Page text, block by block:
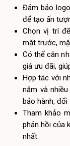
Đảm bảo
để tạo ấn
Chọn vị trí
mặt trước,
Có thể cân
giá ưu đãi,
Hợp tác với
năm và
bảo hành, đổi
Tham khảo
phản hồi của
nhất.